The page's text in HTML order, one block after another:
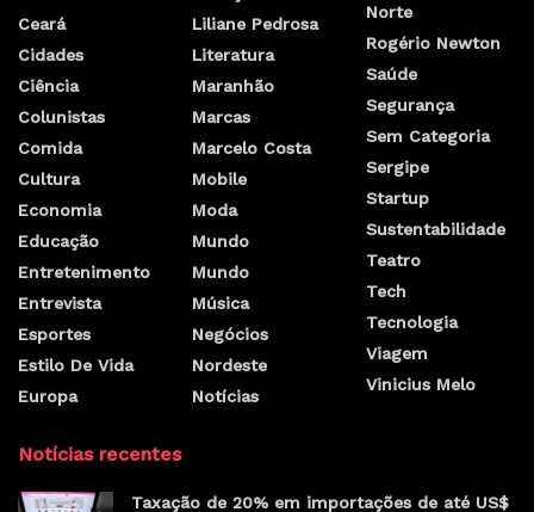
O governador Rafael Fonteles recebeu, nesta sexta-feira (3), o defensor
público geral do Piauí, Erisvaldo Marques
O governador Rafael Fonteles recebeu, nesta sexta-feira
(3), o defensor público geral do Piauí, Erisvaldo Marques.
Na oportunidade, o defensor entregou oficialmente a lista
tríplice com o nome dos três indicados ao cargo defensor
público geral. Agora, o chefe do Executivo estadual tem 15
dias para indicar quem irá ocupar o cargo máximo da
2023/2025. Após a reunião com o defensor-geral, Rafael
Fonteles recebeu individualmente os três candidatos.